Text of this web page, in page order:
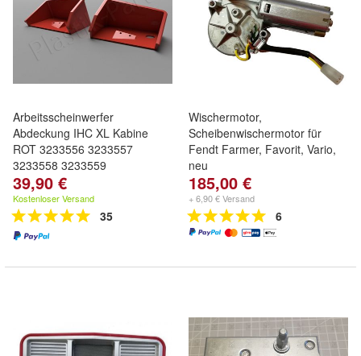
Arbeitsscheinwerfer
Abdeckung IHC XL Kabine
ROT 3233556 3233557
3233558 3233559
39,90 €
Kostenloser Versand
35
Wischermotor,
Scheibenwischermotor für
Fendt Farmer, Favorit, Vario,
neu
185,00 €
+ 6,90 € Versand
6